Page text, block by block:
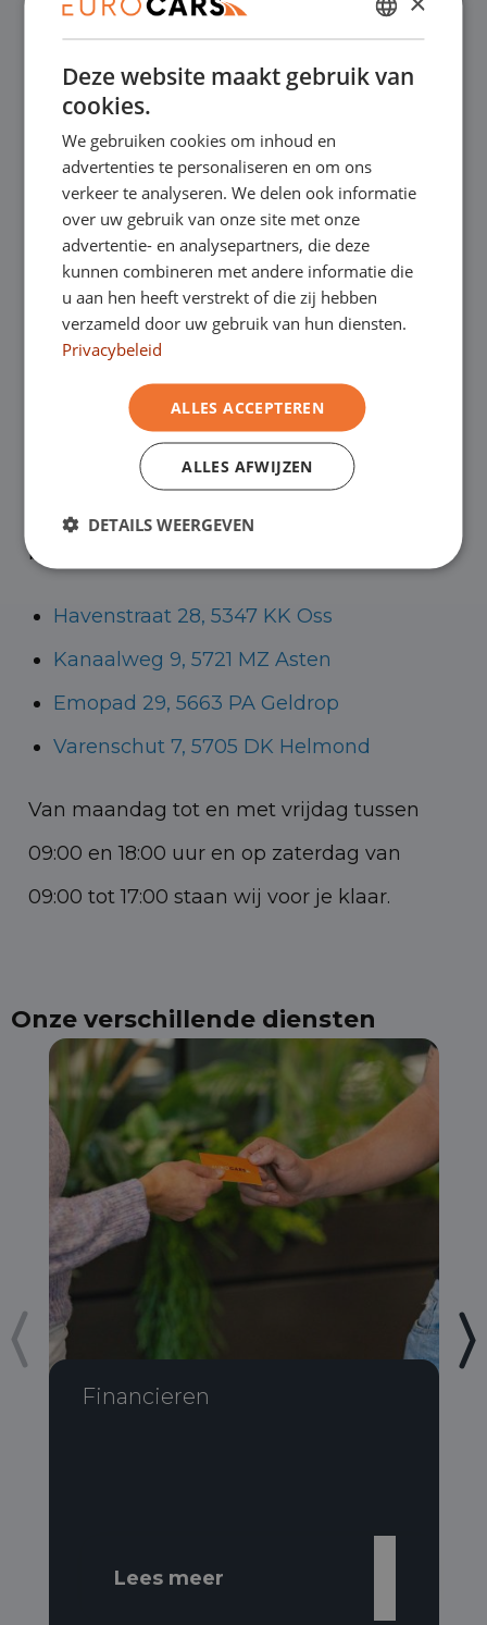
Financial lease – Soepele acceptatie
Gratis thuisbezorgd bij online aankoop
Onze showrooms
Je bent van harte welkom in een van onze
showrooms om de occasions te bekijken –
en natuurlijk voor een lekkere kop koffie!
kunt in Asten terecht voor onze
bedrijfswagens en in Oss, Geldrop en
bedrijfswagens.
Havenstraat 28, 5347 KK Oss
Kanaalweg 9, 5721 MZ Asten
Emopad 29, 5663 PA Geldrop
Varenschut 7, 5705 DK Helmond
Van maandag tot en met vrijdag tussen
09:00 en 18:00 uur en op zaterdag van
09:00 tot 17:00 staan wij voor je klaar.
Onze verschillende diensten
Financieren
Lees meer
DUTCH
ENGLISH
Deze website maakt gebruik van
cookies.
We gebruiken cookies om inhoud en
advertenties te personaliseren en om ons
verkeer te analyseren. We delen ook informatie
over uw gebruik van onze site met onze
advertentie- en analysepartners, die deze
kunnen combineren met andere informatie die
u aan hen heeft verstrekt of die zij hebben
verzameld door uw gebruik van hun diensten.
Privacybeleid
ALLES ACCEPTEREN
ALLES AFWIJZEN
DETAILS WEERGEVEN